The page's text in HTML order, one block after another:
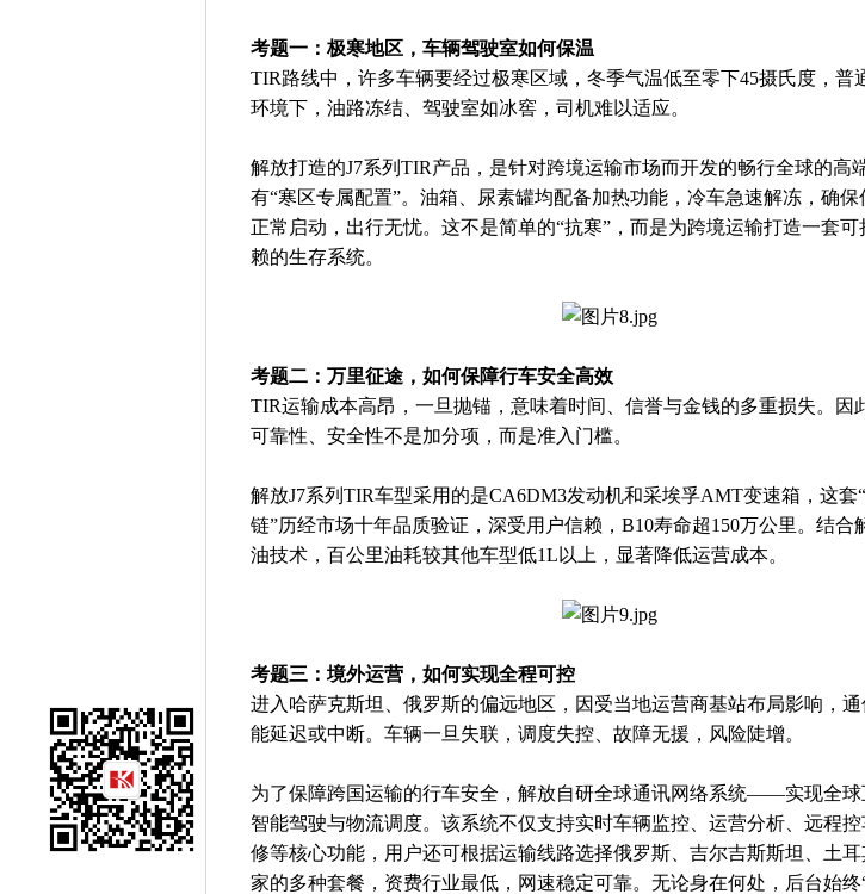
考题一：极寒地区，车辆驾驶室如何保温
TIR路线中，许多车辆要经过极寒区域，冬季气温低至零下45摄氏度，普
环境下，油路冻结、驾驶室如冰窖，司机难以适应。
解放打造的J7系列TIR产品，是针对跨境运输市场而开发的畅行全球的高
有“寒区专属配置”。油箱、尿素罐均配备加热功能，冷车急速解冻，确保
正常启动，出行无忧。这不是简单的“抗寒”，而是为跨境运输打造一套可
赖的生存系统。
考题二：万里征途，如何保障行车安全高效
TIR运输成本高昂，一旦抛锚，意味着时间、信誉与金钱的多重损失。因
可靠性、安全性不是加分项，而是准入门槛。
解放J7系列TIR车型采用的是CA6DM3发动机和采埃孚AMT变速箱，这套
链”历经市场十年品质验证，深受用户信赖，B10寿命超150万公里。结合
油技术，百公里油耗较其他车型低1L以上，显著降低运营成本。
考题三：境外运营，如何实现全程可控
进入哈萨克斯坦、俄罗斯的偏远地区，因受当地运营商基站布局影响，
能延迟或中断。车辆一旦失联，调度失控、故障无援，风险陡增。
为了保障跨国运输的行车安全，解放自研全球通讯网络系统——实现全球
智能驾驶与物流调度。该系统不仅支持实时车辆监控、运营分析、远程
修等核心功能，用户还可根据运输线路选择俄罗斯、吉尔吉斯斯坦、土耳
家的多种套餐，资费行业最低，网速稳定可靠。无论身在何处，后台始终